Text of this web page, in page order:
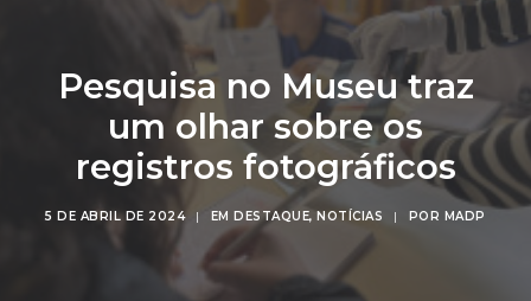
Acervo
Projetos
Pesquisa no Museu traz
um olhar sobre os
registros fotográficos
5 DE ABRIL DE 2024 | EMDESTAQUE,NOTÍCIAS | POR MADP